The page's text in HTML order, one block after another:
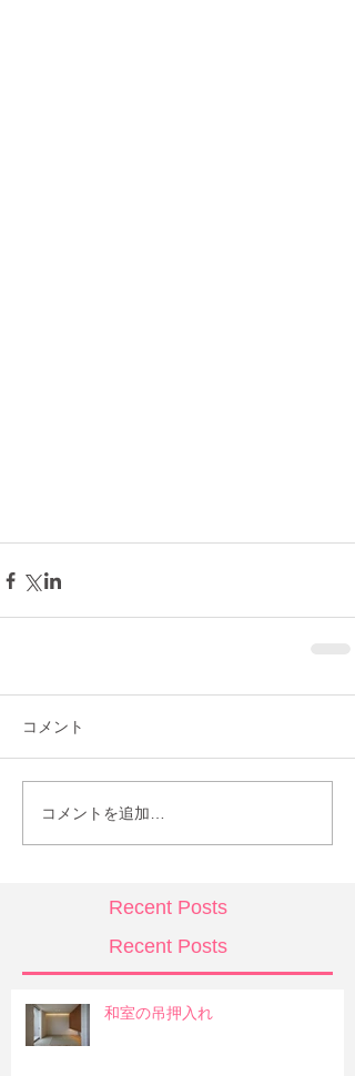
コメント
コメントを追加…
Recent Posts
Recent Posts
和室の吊押入れ